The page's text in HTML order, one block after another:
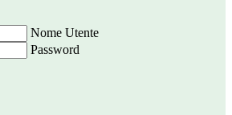
Nome Utente
Password